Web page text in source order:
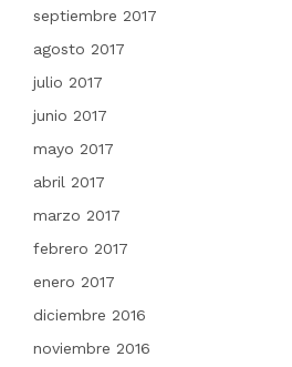
septiembre 2017
agosto 2017
julio 2017
junio 2017
mayo 2017
abril 2017
marzo 2017
febrero 2017
enero 2017
diciembre 2016
noviembre 2016